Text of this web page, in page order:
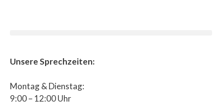
Unsere Sprechzeiten:
Montag & Dienstag:
9:00 – 12:00 Uhr